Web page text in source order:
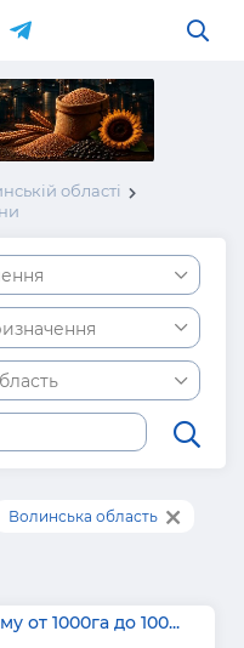
області
Волинська область
от 1000га до 100...